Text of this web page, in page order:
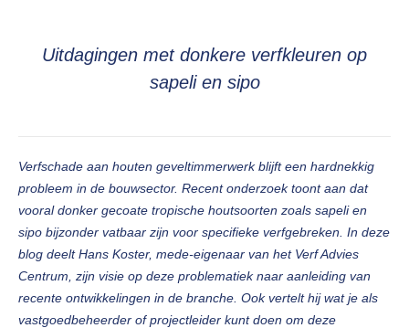
Uitdagingen met donkere verfkleuren op
sapeli en sipo
Verfschade aan houten geveltimmerwerk blijft een hardnekkig
probleem in de bouwsector. Recent onderzoek toont aan dat
vooral donker gecoate tropische houtsoorten zoals sapeli en
sipo bijzonder vatbaar zijn voor specifieke verfgebreken. In deze
blog deelt Hans Koster, mede-eigenaar van het Verf Advies
Centrum, zijn visie op deze problematiek naar aanleiding van
recente ontwikkelingen in de branche. Ook vertelt hij wat je als
vastgoedbeheerder of projectleider kunt doen om deze